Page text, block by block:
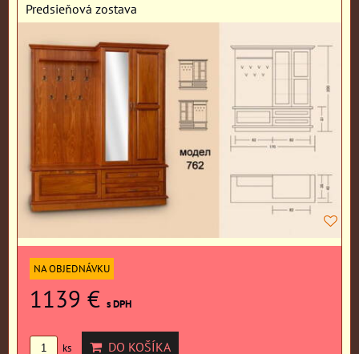
Predsieňová zostava
NA OBJEDNÁVKU
1139 € s DPH
ks DO KOŠÍKA